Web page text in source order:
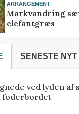
ARRANGEMENT
Markvandring
elefantgræs
SENESTE NYT
ved lyden af
foderbordet